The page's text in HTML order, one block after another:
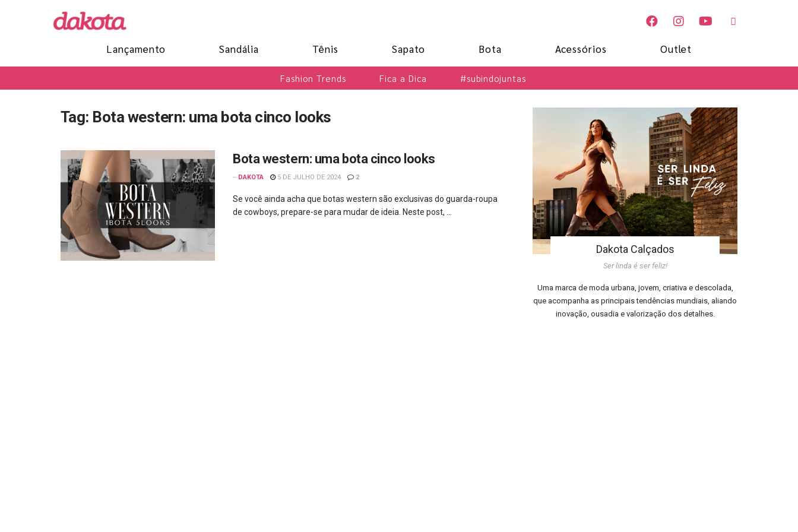
Lançamento Sandália Tênis Sapato Bota Acessórios Outlet
Fashion Trends Fica a Dica #subindojuntas
Tag: Bota western: uma bota cinco looks
Bota western: uma bota cinco looks
-- DAKOTA 5 DE JULHO DE 2024 2
Se você ainda acha que botas western são exclusivas do guarda-roupa
de cowboys, prepare-se para mudar de ideia. Neste post, ...
Dakota Calçados
Ser linda é ser feliz!
Uma marca de moda urbana, jovem, criativa e descolada,
que acompanha as principais tendências mundiais, aliando
inovação, ousadia e valorização dos detalhes.